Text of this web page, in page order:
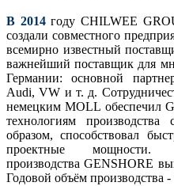
В 2014 году CHILWEE
создали совместного
всемирно известный
важнейший поставщик для
Германии: основной
Audi, VW и т. д.
немецким MOLL обеспечил
технологиям
образом, способствовал
проектные мощности.
производства GENSHORE
Годовой объём